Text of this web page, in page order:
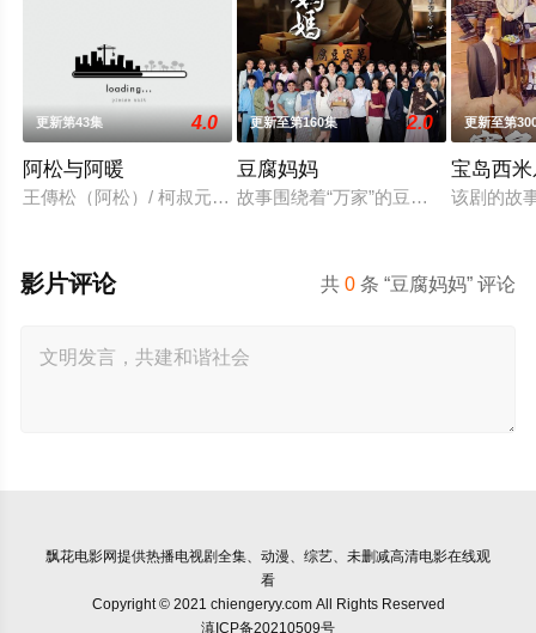
更新第43集 4.0
阿松与阿暖
王傳松（阿松）/ 柯叔元 飾演「他一輩子守著傳統，卻在遇見
更新至第160集 2.0
豆腐妈妈
故事围绕着“万家”的豆腐老店，因“
更新至第
宝岛西
该剧的故
共0 条 “豆腐妈妈” 评论
影片评论
飘花电影网提供热播电视剧全集、动漫、综艺、未删减高清电影在线观
看
Copyright © 2021 chiengeryy.com All Rights Reserved
滇ICP备20210509号